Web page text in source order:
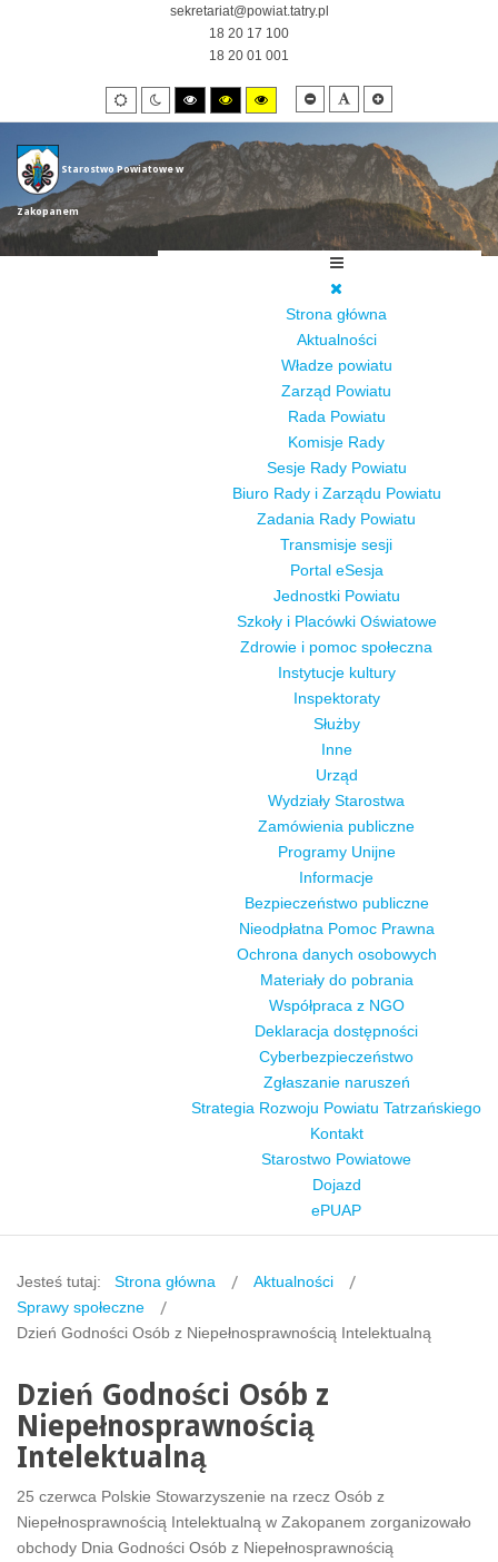
sekretariat@powiat.tatry.pl
18 20 17 100
18 20 01 001
Default
mode
Night
mode
High
contrast
black/white
mode.
High
contrast
black/yellow
mode.
High
contrast
yellow/black
mode.
Smaller
font
Default
font
Starostwo Powiatowe w
Zakopanem
Strona główna
Aktualności
Władze powiatu
Zarząd Powiatu
Rada Powiatu
Komisje Rady
Sesje Rady Powiatu
Biuro Rady i Zarządu Powiatu
Zadania Rady Powiatu
Transmisje sesji
Portal eSesja
Jednostki Powiatu
Szkoły i Placówki Oświatowe
Zdrowie i pomoc społeczna
Instytucje kultury
Inspektoraty
Służby
Inne
Urząd
Wydziały Starostwa
Zamówienia publiczne
Programy Unijne
Informacje
Bezpieczeństwo publiczne
Nieodpłatna Pomoc Prawna
Ochrona danych osobowych
Materiały do pobrania
Współpraca z NGO
Deklaracja dostępności
Cyberbezpieczeństwo
Zgłaszanie naruszeń
Strategia Rozwoju Powiatu Tatrzańskiego
Kontakt
Starostwo Powiatowe
Dojazd
ePUAP
Jesteś tutaj: Strona główna
Aktualności
Sprawy społeczne
Dzień Godności Osób z Niepełnosprawnością Intelektualną
Dzień Godności Osób z
Niepełnosprawnością
Intelektualną
25 czerwca Polskie Stowarzyszenie na rzecz Osób z
Niepełnosprawnością Intelektualną w Zakopanem zorganizowało
obchody Dnia Godności Osób z Niepełnosprawnością